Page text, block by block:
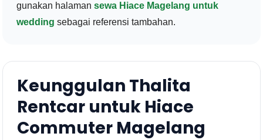
gunakan halamansewa Hiace Magelang untuk
wedding sebagai referensi tambahan.
Keunggulan Thalita
Rentcar untuk Hiace
Commuter Magelang